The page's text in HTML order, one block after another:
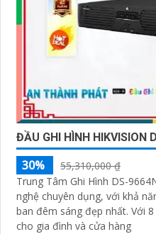
ĐẦU GHI HÌNH HIKVISION
30%
55,310,000 ₫
Trung Tâm Ghi Hình DS-
nghệ chuyên dụng, với khả
ban đêm sáng đẹp nhất. Với 8 ổ cứng, Đầu ghi này phù hợp
cho gia đình và cửa hàng